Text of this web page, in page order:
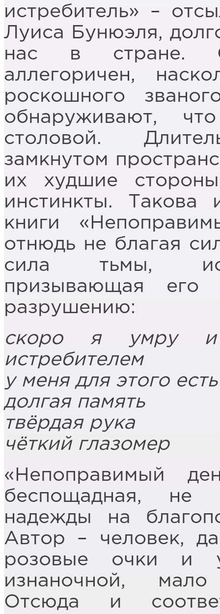
истребитель» –
Луиса Бунюэля,
нас в стране.
аллегоричен,
роскошного
обнаруживают,
столовой.
замкнутом
их худшие
инстинкты. Такова
книги
отнюдь не благая
сила тьмы,
призывающая
разрушению:
скоро я умру и
истребителем
у меня для этого
долгая память
твёрдая рука
чёткий глазомер
«Непоправимый
беспощадная, не
надежды на
Автор – человек,
розовые очки и
изнаночной,
Отсюда и